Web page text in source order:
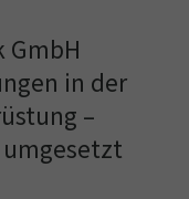
GmbH
in der
–